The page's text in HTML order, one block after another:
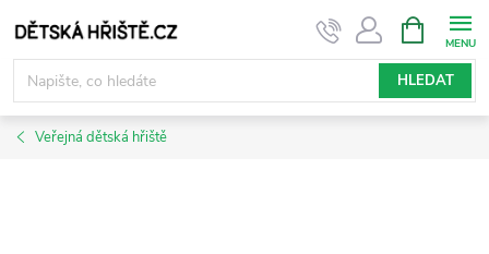
na
obsah
HLEDAT
NÁKUPNÍ
KOŠÍK
Veřejná dětská hřiště